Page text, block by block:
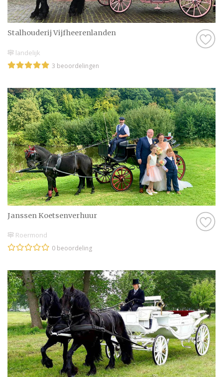
Stalhouderij Vijfheerenlanden
landelijk
3 beoordelingen
Janssen Koetsenverhuur
Roermond
0 beoordeling